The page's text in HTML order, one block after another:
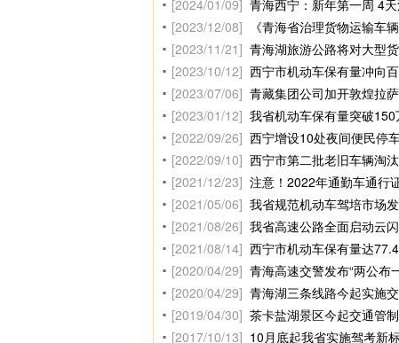
[2024/01/09] 青海西宁：新年第一周 4
[2023/12/08]
《青海省治理货物运输车
[2023/11/21] 青海湖旅游公路将对大型
[2023/10/12] 西宁市机动车保有量冲向
[2023/07/06] 青藏集团公司加开敦煌拉
[2023/01/12] 我省机动车保有量突破150
[2022/09/26] 西宁增设10处夜间便民停
[2022/09/10] 西宁市第二批老旧车辆淘
[2021/12/23] 注意！2022年通勤车通行
[2021/05/06] 我省规范机动车驾培市场
[2021/08/26] 我省高速公路全面启动云
[2021/08/14] 西宁市机动车保有量达
[2020/04/29] 青海高速交警发布“两公布
[2020/04/29] 青海湖三条线路今起实施
[2019/04/30] 茶卡盐湖景区今起交通管
[2017/10/13] 10月底起我省实施驾考新